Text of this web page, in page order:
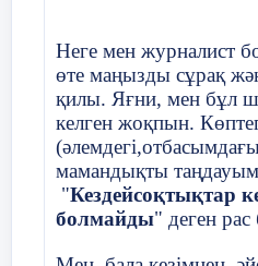
Осынау сөз қадірін білетін
санап артып келеді.Арман
келемін. Мен қалайда
арманымның
алдамайды.
Неге мен журналист
өте маңызды сұрақ
қилы. Яғни, мен бұл
келген жоқпын.
мамандықты
"Кездейсоқтықтар
болмайды" деген рас